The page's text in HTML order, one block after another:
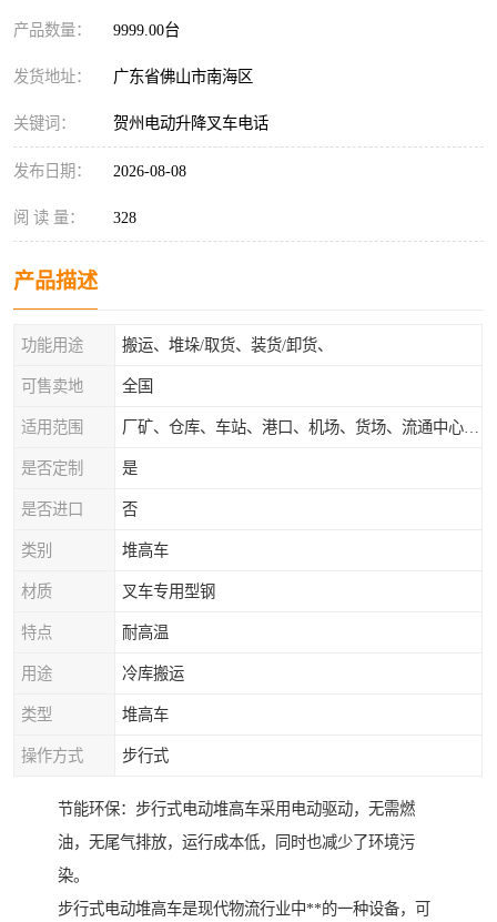
产品数量： 9999.00台
发货地址： 广东省佛山市南海区
关键词： 贺州电动升降叉车电话
发布日期： 2026-08-08
阅 读 量： 328
产品描述
功能用途 搬运、堆垛/取货、装货/卸货、
可售卖地 全国
适用范围
是否定制 是
是否进口 否
类别 堆高车
材质 叉车专用型钢
特点 耐高温
用途 冷库搬运
类型 堆高车
操作方式 步行式
节能环保：步行式电动堆高车采用电动驱动，无需燃
油，无尾气排放，运行成本低，同时也减少了环境污
染。
步行式电动堆高车是现代物流行业中**的一种设备，可